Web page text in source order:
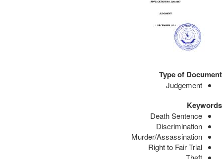
Type of Document
Judgement
Keywords
Death Sentence
Discrimination
Murder/Assassination
Right to Fair Trial